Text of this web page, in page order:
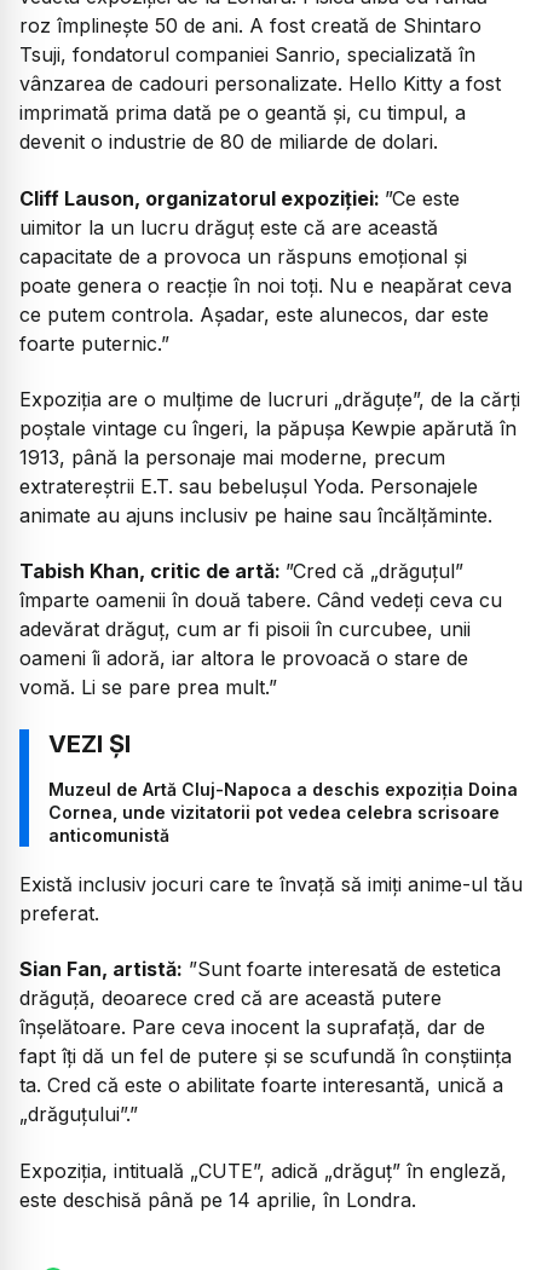
roz împlinește 50 de ani. A fost creată de Shintaro
Tsuji, fondatorul companiei Sanrio, specializată în
vânzarea de cadouri personalizate. Hello Kitty a fost
imprimată prima dată pe o geantă și, cu timpul, a
devenit o industrie de 80 de miliarde de dolari.
Cliff Lauson, organizatorul expoziției: ”Ce este
uimitor la un lucru drăguț este că are această
capacitate de a provoca un răspuns emoțional și
poate genera o reacție în noi toți. Nu e neapărat ceva
ce putem controla. Așadar, este alunecos, dar este
foarte puternic.”
Expoziția are o mulțime de lucruri „drăguțe”, de la cărți
poștale vintage cu îngeri, la păpușa Kewpie apărută în
1913, până la personaje mai moderne, precum
extratereștrii E.T. sau bebelușul Yoda. Personajele
animate au ajuns inclusiv pe haine sau încălțăminte.
Tabish Khan, critic de artă: ”Cred că „drăguțul”
împarte oamenii în două tabere. Când vedeți ceva cu
adevărat drăguț, cum ar fi pisoii în curcubee, unii
oameni îi adoră, iar altora le provoacă o stare de
vomă. Li se pare prea mult.”
Muzeul de Artă Cluj-Napoca a deschis expoziția Doina
Cornea, unde vizitatorii pot vedea celebra scrisoare
anticomunistă
Există inclusiv jocuri care te învață să imiți anime-ul tău
preferat.
Sian Fan, artistă: ”Sunt foarte interesată de estetica
drăguță, deoarece cred că are această putere
înșelătoare. Pare ceva inocent la suprafață, dar de
fapt îți dă un fel de putere și se scufundă în conștiința
ta. Cred că este o abilitate foarte interesantă, unică a
„drăguțului”.”
Expoziția, intituală „CUTE”, adică „drăguț” în engleză,
este deschisă până pe 14 aprilie, în Londra.